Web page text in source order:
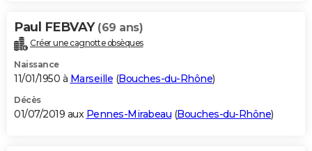
Paul FEBVAY (69 ans)
Créer une cagnotte obsèques
Naissance
11/01/1950 à Marseille (Bouches-du-Rhône)
Décès
01/07/2019 aux Pennes-Mirabeau (Bouches-du-Rhône)